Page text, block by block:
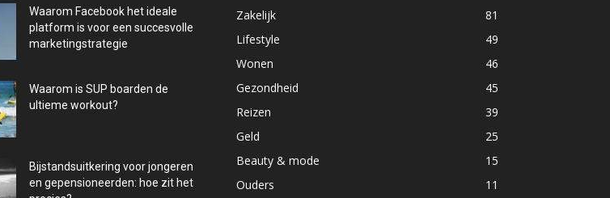
Waarom Facebook het ideale
platform is voor een succesvolle
marketingstrategie
Waarom is SUP boarden de
ultieme workout?
Bijstandsuitkering voor jongeren
en gepensioneerden: hoe zit het
Zakelijk
81
Lifestyle
49
Wonen
46
Gezondheid
45
Reizen
39
Geld
25
Beauty & mode
15
Ouders
11